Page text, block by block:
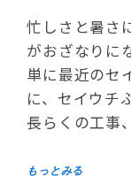
忙しさと暑さ
がおざなり
単に最近のセ
に、セイウチ
長らくの工事